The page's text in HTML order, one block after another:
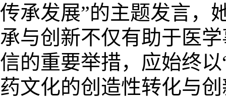
传承发展”的主题发言，
承与创新不仅有助于医
信的重要举措，应始终
药文化的创造性转化与